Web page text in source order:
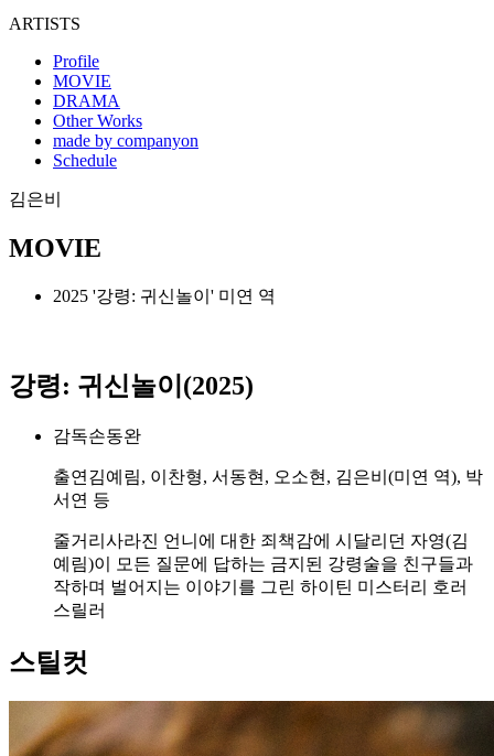
ARTISTS
Profile
MOVIE
DRAMA
Other Works
made by companyon
Schedule
김은비
MOVIE
2025 '강령: 귀신놀이' 미연 역
강령: 귀신놀이(2025)
감독손동완
출연 김예림, 이찬형, 서동현, 오소현, 김은비(미연 역), 박
서연 등
줄거리 사라진 언니에 대한 죄책감에 시달리던 자영(김
예림)이 모든 질문에 답하는 금지된 강령술을 친구들과
작하며 벌어지는 이야기를 그린 하이틴 미스터리 호러
스릴러
스틸컷